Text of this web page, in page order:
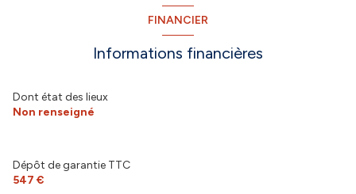
FINANCIER
Informations financières
Dont état des lieux
Non renseigné
Dépôt de garantie TTC
547 €